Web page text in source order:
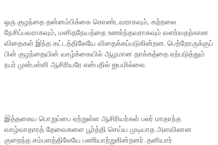
ஒரு குழந்தை தன்னம்பிக்கை கொண்டவராகவும், கற்றலை
நேசிப்பவராகவும், மனிதநேயத்தை உணர்ந்தவராகவும் வளர்வதற்கான
விதைகள் இந்த கட்டத்திலேயே விதைக்கப்படுகின்றன. பெற்றோருக்குப்
பின் குழந்தையின் வாழ்க்கையில் ஆழமான தாக்கத்தை ஏற்படுத்தும்
நபர் முன்பள்ளி ஆசிரியரே என்பதில் ஐயமில்லை.
இத்தகைய பொறுப்பை ஏற்றுள்ள ஆசிரியர்கள் பலர் மாதாந்த
வாழ்வாதாரத் தேவைகளை பூர்த்தி செய்ய முடியாத அளவிலான
குறைந்த சம்பளத்திலேயே பணியாற்றுகின்றனர். தனியார்